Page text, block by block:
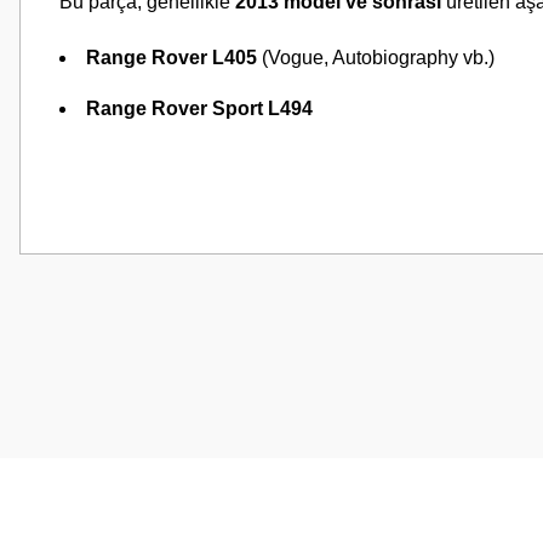
Range Rover L405 (Vogue, Autobiography vb.)
Range Rover Sport L494
Görüş ve önerileriniz için teşekkür ederiz.